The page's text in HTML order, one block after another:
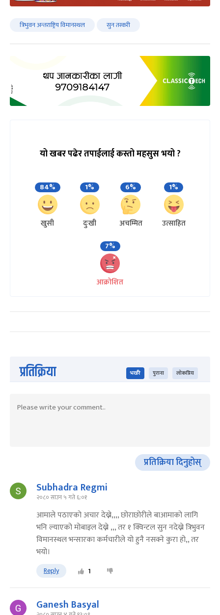
त्रिभुवन अन्तराष्ट्रिय विमानस्थल सुन तस्करी
यो खबर पढेर तपाईलाई कस्तो महसुस भयो ?
84%
खुसी
1%
दुःखी
6%
अचम्मित
1%
उत्साहित
7%
आक्रोशित
प्रतिक्रिया भर्खरै पुराना लोकप्रिय
प्रतिक्रिया दिनुहोस्
Subhadra Regmi
२०८० साउन ५ गते ६:०१
आमाले पठाएको अचार देख्ने,,,, छोराछोरीले बाआमाको लागि
भनि ल्याएको मोबाइल देख्ने ,,, तर १ क्विन्टल सुन नदेख्ने त्रिभुवन
विमानस्थल भन्सारका कर्मचारीले यो हुनै नसक्ने कुरा हो,, तर
भयो।
Reply 1
Ganesh Basyal